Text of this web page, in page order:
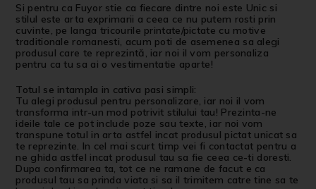
Si pentru ca Fuyor stie ca fiecare dintre noi este Unic si
stilul este arta exprimarii a ceea ce nu putem rosti prin
cuvinte, pe langa tricourile printate/pictate cu motive
traditionale romanesti, acum poti de asemenea sa alegi
produsul care te reprezintă, iar noi il vom personaliza
pentru ca tu sa ai o vestimentatie aparte!
Totul se intampla in cativa pasi simpli:
Tu alegi produsul pentru personalizare, iar noi il vom
transforma intr-un mod potrivit stilului tau! Prezinta-ne
ideile tale ce pot include poze sau texte, iar noi vom
transpune totul in arta astfel incat produsul pictat unicat sa
te reprezinte. In cel mai scurt timp vei fi contactat pentru a
ne ghida astfel incat produsul tau sa fie ceea ce-ti doresti.
Dupa confirmarea ta, tot ce ne ramane de facut e ca
produsul tau sa prinda viata si sa il trimitem catre tine sa te